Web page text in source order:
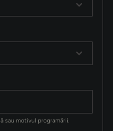
sau motivul programării.